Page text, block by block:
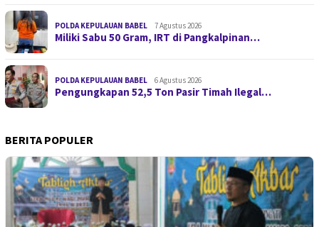
POLDA KEPULAUAN BABEL 7 Agustus 2026
Miliki Sabu 50 Gram, IRT di Pangkalpinan…
POLDA KEPULAUAN BABEL 6 Agustus 2026
Pengungkapan 52,5 Ton Pasir Timah Ilegal…
BERITA POPULER